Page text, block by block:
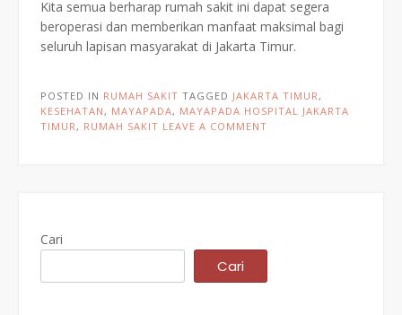
Kita semua berharap rumah sakit ini dapat segera
beroperasi dan memberikan manfaat maksimal bagi
seluruh lapisan masyarakat di Jakarta Timur.
POSTED IN RUMAH SAKIT TAGGED JAKARTA TIMUR,
KESEHATAN, MAYAPADA, MAYAPADA HOSPITAL JAKARTA
TIMUR, RUMAH SAKIT LEAVE A COMMENT
Cari
Cari